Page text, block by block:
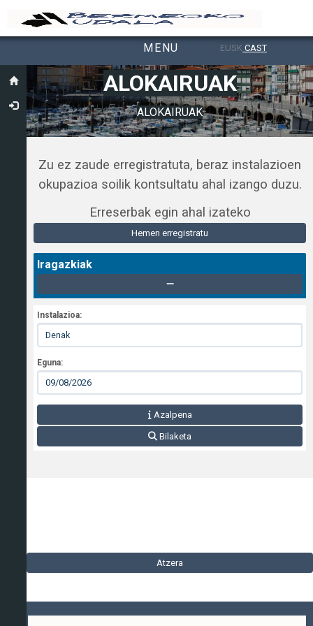
MENU EUSK CAST
ALOKAIRUAK
ALOKAIRUAK
Zu ez zaude erregistratuta, beraz instalazioen
okupazioa soilik kontsultatu ahal izango duzu.
Erreserbak egin ahal izateko
Hemen erregistratu
Iragazkiak
Instalazioa:
Eguna:
Azalpena
Bilaketa
Atzera